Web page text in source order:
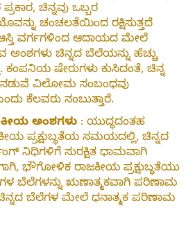
ಚಿನ್ನವು ಒಬ್ಬರ
ಚಂಚಲತೆಯಿಂದ ರಕ್ಷಿಸುತ್ತದೆ
ವರ್ಗಗಳಿಂದ ಆದಾಯದ ಮೇಲೆ
ಚಿನ್ನದ ಬೆಲೆಯನ್ನು ಹೆಚ್ಚು
ಕಂಪನಿಯ ಷೇರುಗಳು ಕುಸಿದಂತೆ, ಚಿನ್ನ
ನಡುವೆ ವಿಲೋಮ ಸಂಬಂಧವು
ಕೆಲವರು ನಂಬುತ್ತಾರೆ.
ಅಂಶಗಳು : ಯುದ್ಧದಂತಹ
ಪ್ರಕ್ಷುಬ್ಧತೆಯ ಸಮಯದಲ್ಲಿ, ಚಿನ್ನದ
ನಿಧಿಗಳಿಗೆ ಸುರಕ್ಷಿತ ಧಾಮವಾಗಿ
ಭೌಗೋಳಿಕ ರಾಜಕೀಯ ಪ್ರಕ್ಷುಬ್ಧತೆಯು
ಬೆಲೆಗಳನ್ನು ಋಣಾತ್ಮಕವಾಗಿ ಪರಿಣಾಮ
ಚಿನ್ನದ ಬೆಲೆಗಳ ಮೇಲೆ ಧನಾತ್ಮಕ ಪರಿಣಾಮ